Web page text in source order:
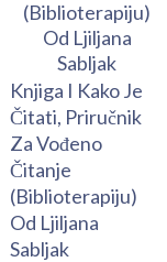
Knjiga I Kako Je
Čitati, Priručnik
Za Vođeno
Čitanje
(Biblioterapiju)
Od Ljiljana
Sabljak